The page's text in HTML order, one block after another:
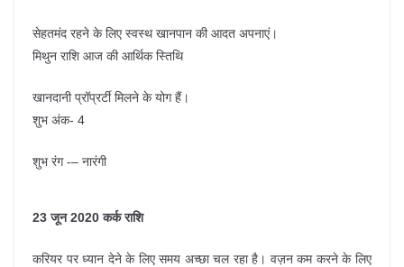
सेहतमंद रहने के लिए स्वस्थ खानपान की आदत अपनाएं।
मिथुन राशि आज की आर्थिक स्तिथि
खानदानी प्रॉप्रर्टी मिलने के योग हैं।
शुभ अंक- 4
शुभ रंग -– नारंगी
23 जून 2020 कर्क राशि
करियर पर ध्यान देने के लिए समय अच्छा चल रहा है। वज़न कम करने के लिए